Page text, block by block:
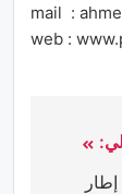
mail :
web :